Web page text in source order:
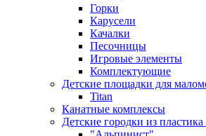
Горки
Карусели
Качалки
Песочницы
Игровые элементы
Комплектующие
Детские площадки для
Titan
Канатные комплексы
Детские городки из пластика